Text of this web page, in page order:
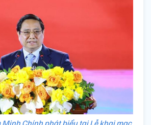
Minh Chính phát biểu tại Lễ khai mạc